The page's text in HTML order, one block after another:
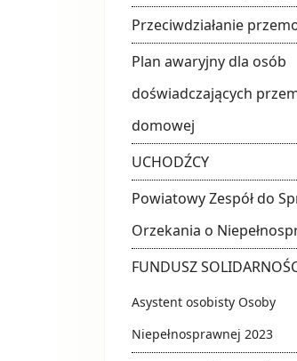
Przeciwdziałanie
Plan awaryjny dla osób
doświadczających
domowej
UCHODŹCY
Powiatowy Zespół do
Orzekania o
FUNDUSZ
Asystent osobisty Osoby
Niepełnosprawnej 2023